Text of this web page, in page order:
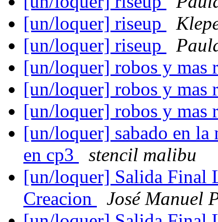
[un/loquer] riseup
[un/loquer] riseup
[un/loquer] robos y mas
[un/loquer] robos y mas
[un/loquer] robos y mas
[un/loquer] sabado en
en cp3
stencil malibu
[un/loquer] Salida Final
Creacion
José Manuel